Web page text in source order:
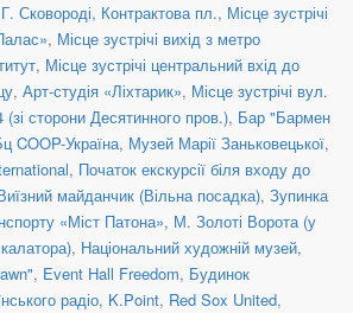
Сковороді, Контрактова пл., Місце зустрічі
, Місце зустрічі вихід з метро
, Місце зустрічі центральний вхід до
, Арт-студія «Ліхтарик», Місце зустрічі вул.
сторони Десятинного пров.), Бар "Бармен
COOP-Україна, Музей Марії Заньковецької,
, Початок екскурсії біля входу до
майданчик (Вільна посадка), Зупинка
«Міст Патона», М. Золоті Ворота (у
, Національний художній музей,
, Event Hall Freedom, Будинок
радіо, K.Point, Red Sox United,